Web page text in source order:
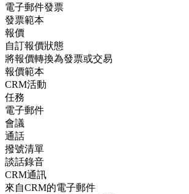
電子郵件發票
發票範本
報價
自訂報價狀態
將報價轉換為發票或交易
報價範本
CRM活動
任務
電子郵件
會議
通話
撥號清單
談話錄音
CRM通訊
來自CRM的電子郵件